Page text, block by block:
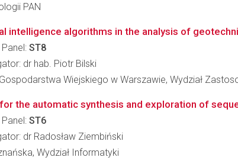
PAN
intelligence algorithms in the analysis of
Panel: ST8
dr hab. Piotr Bilski
Gospodarstwa Wiejskiego w Warszawie, Wydział
the automatic synthesis and exploration of
Panel: ST6
dr Radosław Ziembiński
Wydział Informatyki